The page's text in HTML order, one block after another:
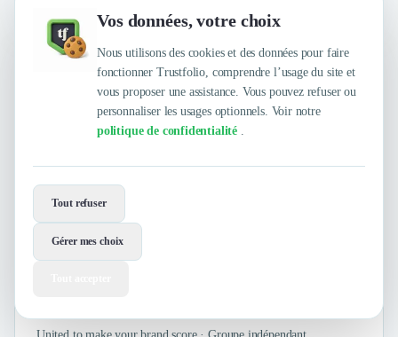
Vos données, votre choix
Nous utilisons des cookies et des données pour faire
fonctionner Trustfolio, comprendre l’usage du site et
vous proposer une assistance. Vous pouvez refuser ou
personnaliser les usages optionnels. Voir notre
politique de confidentialité .
Tout refuser
Gérer mes choix
ORIXA Group
Paris, Audincourt et 1 autres